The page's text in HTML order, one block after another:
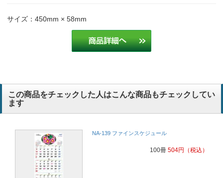
サイズ：450mm × 58mm
この商品をチェックした人はこんな商品もチェックしてい
ます
NA-139 ファインスケジュール
100冊 504円 （税込）